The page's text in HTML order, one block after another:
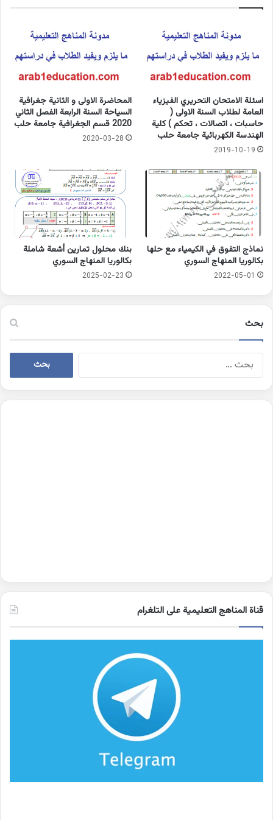
اسئلة الامتحان التحريري الفيزياء
العامة لطلاب السنة الاولى (
حاسبات ، اتصالات ، تحكم ) كلية
الهندسة الكهربائية جامعة حلب
2019-10-19
المحاضرة الاولى و الثانية جغرافية
السياحة السنة الرابعة الفصل الثاني
2020 قسم الجغرافية جامعة حلب
2020-03-28
نماذج التفوق في الكيمياء مع حلها
بكالوريا المنهاج السوري
2022-05-01
بنك محلول تمارين أشعة شاملة
بكالوريا المنهاج السوري
2025-02-23
بحث
البحث
قناة المناهج التعليمية على التلغرام